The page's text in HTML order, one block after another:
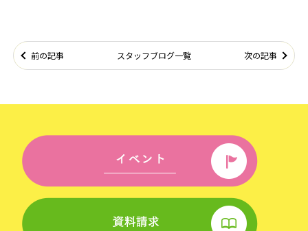
前の記事 スタッフブログ一覧 次の記事